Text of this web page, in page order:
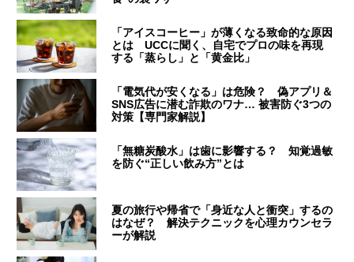
「アイスコーヒー」が薄くなる致命的な原因
とは UCCに聞く、自宅でプロの味を再現
する「蒸らし」と「黄金比」
「電気代が安くなる」は危険？ 偽アプリ＆
SNS広告に潜む詐欺のワナ… 被害防ぐ3つの
対策【専門家解説】
「無糖炭酸水」は歯に影響する？ 知覚過敏
を防ぐ“正しい飲み方”とは
夏の旅行や帰省で「身近な人と衝突」するの
はなぜ？ 解決テクニックを心理カウンセラ
ーが解説